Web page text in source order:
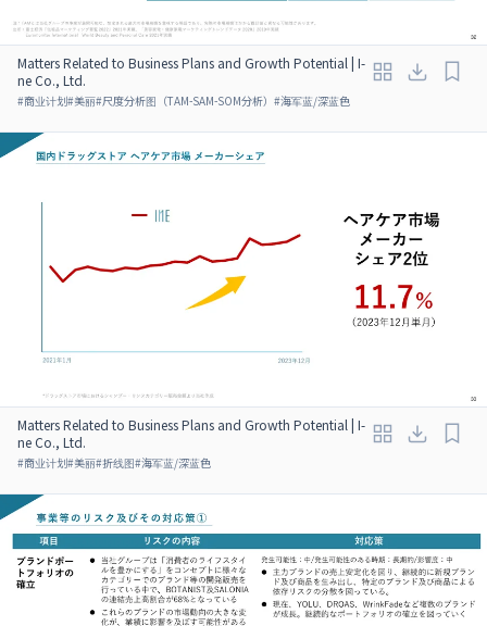
Matters Related to Business Plans and Growth Potential | I-
ne Co., Ltd.
#商业计划#美丽#尺度分析图（TAM-SAM-SOM分析） #海军蓝/深蓝色
Matters Related to Business Plans and Growth Potential | I-
ne Co., Ltd.
#商业计划#美丽#折线图#海军蓝/深蓝色